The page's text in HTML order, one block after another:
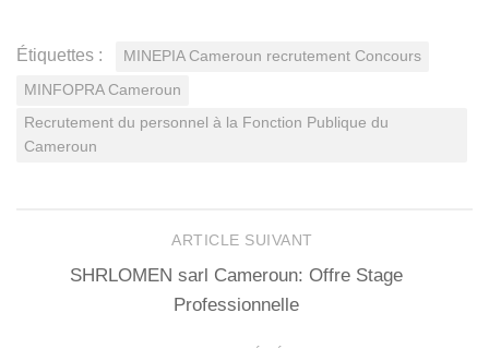
Étiquettes : MINEPIA Cameroun recrutement Concours
MINFOPRA Cameroun
Recrutement du personnel à la Fonction Publique du
Cameroun
ARTICLE SUIVANT
SHRLOMEN sarl Cameroun: Offre Stage
Professionnelle